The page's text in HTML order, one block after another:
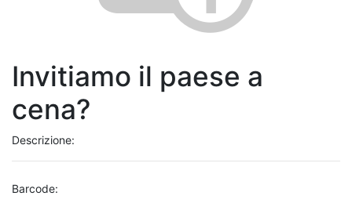
Invitiamo il paese a
cena?
Descrizione:
Barcode: